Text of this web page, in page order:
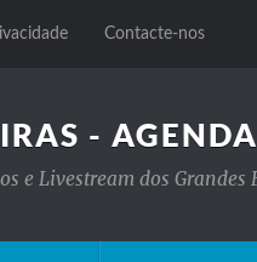
Contacte-nos
-
e Livestream dos